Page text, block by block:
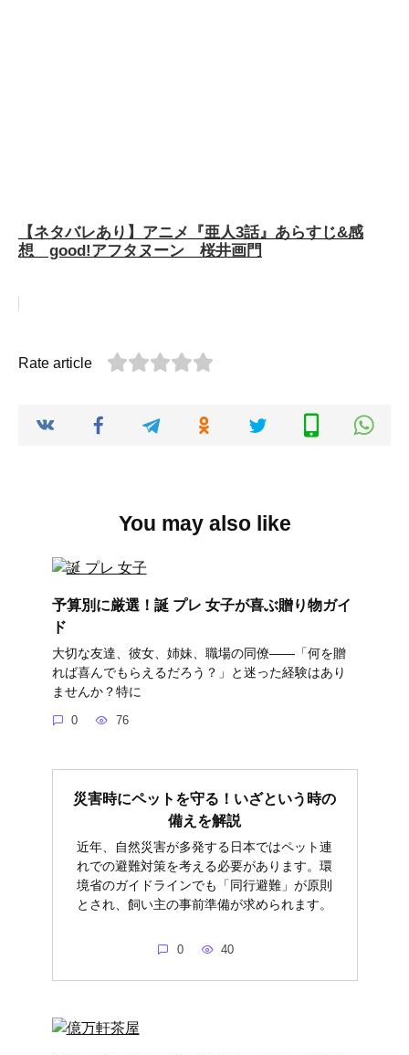
【ネタバレあり】アニメ『亜人3話』あらすじ&感
想 good!アフタヌーン 桜井画門
Rate article
You may also like
予算別に厳選！誕 プレ 女子が喜ぶ贈り物ガイ
ド
大切な友達、彼女、姉妹、職場の同僚――「何を贈
れば喜んでもらえるだろう？」と迷った経験はあり
ませんか？特に
0 76
災害時にペットを守る！いざという時の
備えを解説
近年、自然災害が多発する日本ではペット連
れでの避難対策を考える必要があります。環
境省のガイドラインでも「同行避難」が原則
とされ、飼い主の事前準備が求められます。
0 40